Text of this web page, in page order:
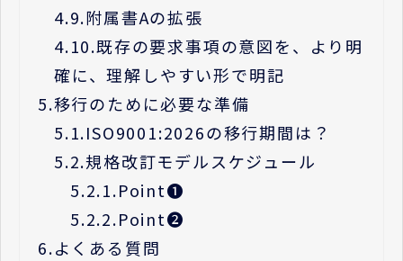
4.9.附属書Aの拡張
4.10.既存の要求事項の意図を、より明
確に、理解しやすい形で明記
5.移行のために必要な準備
5.1.ISO9001:2026の移行期間は？
5.2.規格改訂モデルスケジュール
5.2.1.Point❶
5.2.2.Point❷
6.よくある質問